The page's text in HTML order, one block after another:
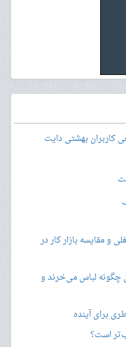
کاربران بهشتی دایت
مقایسه بازار کار در
چگونه لباس می‌خرند و
برای آینده
است؟